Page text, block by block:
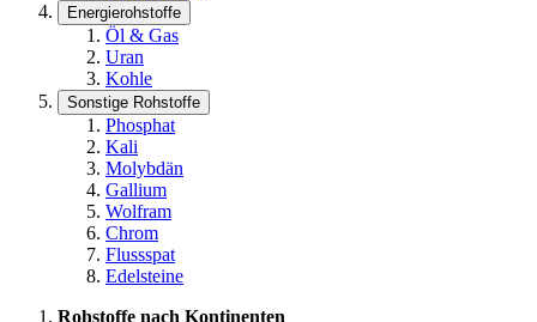
Energierohstoffe
Öl & Gas
Uran
Kohle
Sonstige Rohstoffe
Phosphat
Kali
Molybdän
Gallium
Wolfram
Chrom
Flussspat
Edelsteine
Rohstoffe nach Kontinenten